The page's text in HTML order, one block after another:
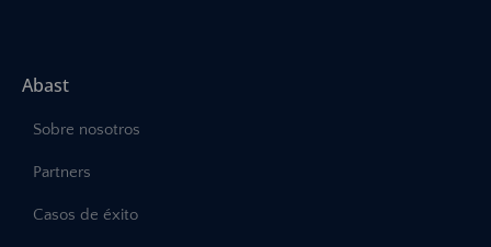
Abast
Sobre nosotros
Partners
Casos de éxito